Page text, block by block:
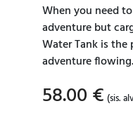
When you need
adventure but
Water Tank is
adventure flowing.
58.00 € (sis.